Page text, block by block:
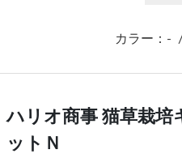
カラー：-
ハリオ商事 猫草栽
ットＮ